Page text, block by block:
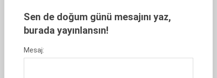
Sen de doğum günü mesajını yaz,
burada yayınlansın!
Mesaj: